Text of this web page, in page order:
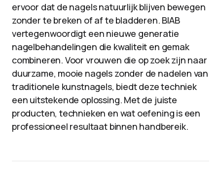
ervoor dat de nagels natuurlijk blijven bewegen
zonder te breken of af te bladderen. BIAB
vertegenwoordigt een nieuwe generatie
nagelbehandelingen die kwaliteit en gemak
combineren. Voor vrouwen die op zoek zijn naar
duurzame, mooie nagels zonder de nadelen van
traditionele kunstnagels, biedt deze techniek
een uitstekende oplossing. Met de juiste
producten, technieken en wat oefening is een
professioneel resultaat binnen handbereik.